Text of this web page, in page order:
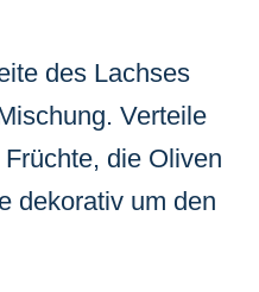
des Lachses
Verteile
die Oliven
dekorativ um den